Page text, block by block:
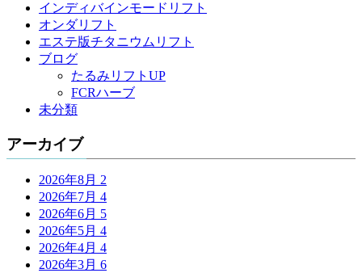
インディバインモードリフト
オンダリフト
エステ版チタニウムリフト
ブログ
たるみリフトUP
FCRハーブ
未分類
アーカイブ
2026年8月 2
2026年7月 4
2026年6月 5
2026年5月 4
2026年4月 4
2026年3月 6